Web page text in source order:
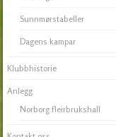
Sunnmørstabeller
Dagens kampar
Klubbhistorie
Anlegg
Norborg fleirbrukshall